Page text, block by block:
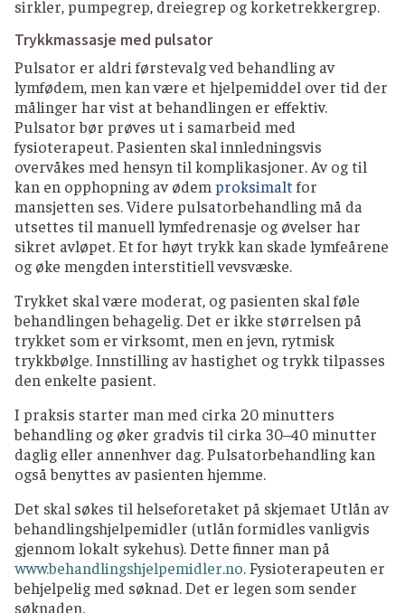
sirkler, pumpegrep, dreiegrep og korketrekkergrep.
Trykkmassasje med pulsator
Pulsator er aldri førstevalg ved behandling av
lymfødem, men kan være et hjelpemiddel over tid der
målinger har vist at behandlingen er effektiv.
Pulsator bør prøves ut i samarbeid med
fysioterapeut. Pasienten skal innledningsvis
overvåkes med hensyn til komplikasjoner. Av og til
kan en opphopning av ødem proksimalt for
mansjetten ses. Videre pulsatorbehandling må da
utsettes til manuell lymfedrenasje og øvelser har
sikret avløpet. Et for høyt trykk kan skade lymfeårene
og øke mengden interstitiell vevsvæske.
Trykket skal være moderat, og pasienten skal føle
behandlingen behagelig. Det er ikke størrelsen på
trykket som er virksomt, men en jevn, rytmisk
trykkbølge. Innstilling av hastighet og trykk tilpasses
den enkelte pasient.
I praksis starter man med cirka 20 minutters
behandling og øker gradvis til cirka 30–40 minutter
daglig eller annenhver dag. Pulsatorbehandling kan
også benyttes av pasienten hjemme.
Det skal søkes til helseforetaket på skjemaet Utlån av
behandlingshjelpemidler (utlån formidles vanligvis
gjennom lokalt sykehus). Dette finner man på
www.behandlingshjelpemidler.no. Fysioterapeuten er
behjelpelig med søknad. Det er legen som sender
søknaden.